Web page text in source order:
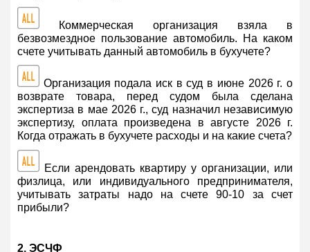
Коммерческая организация взяла в
безвозмездное пользование автомобиль. На каком
счете учитывать данный автомобиль в бухучете?
Организация подала иск в суд в июне 2026 г. о
возврате товара, перед судом была сделана
экспертиза в мае 2026 г., суд назначил независимую
экспертизу, оплата произведена в августе 2026 г.
Когда отражать в бухучете расходы и на какие счета?
Если арендовать квартиру у организации, или
физлица, или индивидуального предпринимателя,
учитывать затраты надо на счете 90-10 за счет
прибыли?
2. ЭСЧФ